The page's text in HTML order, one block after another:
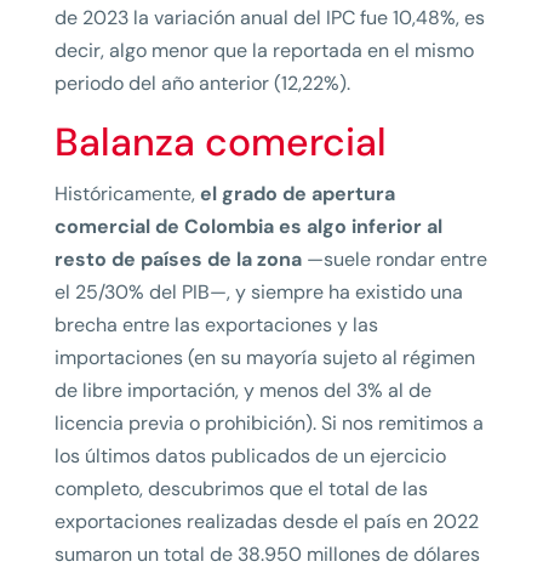
de 2023 la variación anual del IPC fue 10,48%, es
decir, algo menor que la reportada en el mismo
periodo del año anterior (12,22%).
Balanza comercial
Históricamente,el grado de apertura
comercial de Colombia es algo inferior al
resto de países de la zona—suele rondar entre
el 25/30% del PIB—, y siempre ha existido una
brecha entre las exportaciones y las
importaciones (en su mayoría sujeto al régimen
de libre importación, y menos del 3% al de
licencia previa o prohibición). Si nos remitimos a
los últimos datos publicados de un ejercicio
completo, descubrimos que el total de las
exportaciones realizadas desde el país en 2022
sumaron un total de 38.950 millones de dólares